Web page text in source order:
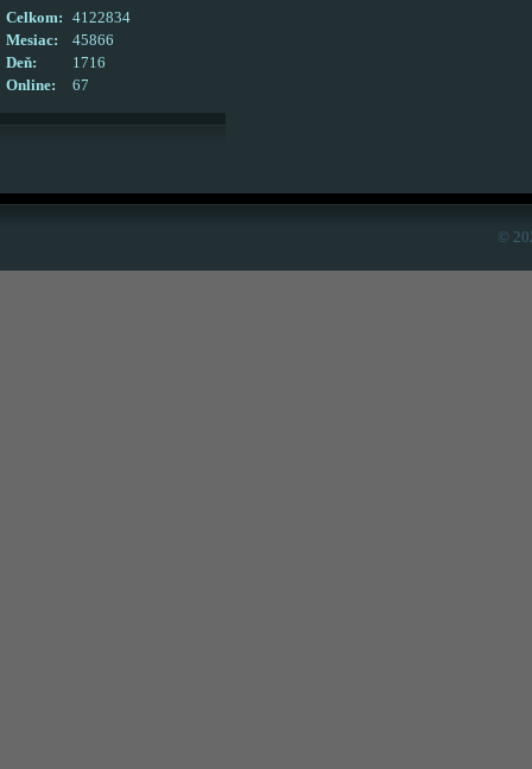
Online: 67
Celkom:
4122834
Mesiac:
45866
Deň:
1716
©